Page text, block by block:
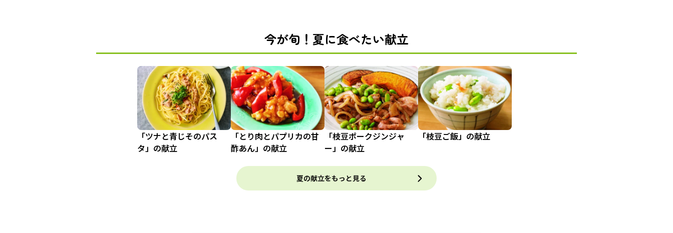
今が旬！夏に食べたい献立
「ツナと青じそのパス
タ」の献立
「とり肉とパプリカの甘
酢あん」の献立
「枝豆ポークジンジャ
ー」の献立
「枝豆ご飯」の献立
夏の献立をもっと見る